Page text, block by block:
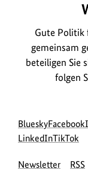
Gute Politik
gemeinsam
beteiligen Sie
folgen
Social
Media
Blueskyzur
Bluesky-
des
Facebook
LinkedInzur
Seite
zur
Seite
TikTok
Newsletter RSS